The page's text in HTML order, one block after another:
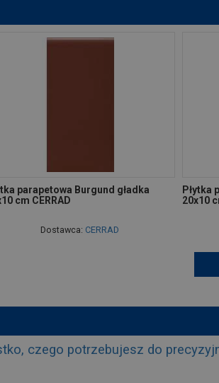
parapetowa Burgund gładka
cm CERRAD
Dostawca: CERRAD
Płytka
20x10
czego potrzebujesz do